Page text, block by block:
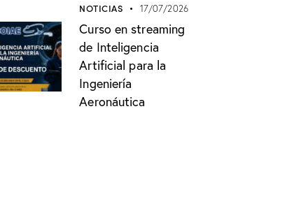
NOTICIAS 17/07/2026
Curso en streaming
de Inteligencia
Artificial para la
Ingeniería
Aeronáutica